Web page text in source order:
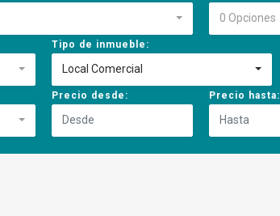
0 Opciones
Tipo de inmueble:
Local Comercial
Precio desde: Precio hasta: